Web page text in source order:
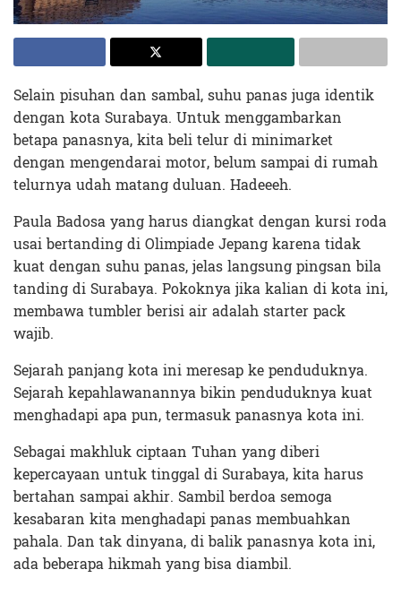
Selain pisuhan dan sambal, suhu panas juga identik
dengan kota Surabaya. Untuk menggambarkan
betapa panasnya, kita beli telur di minimarket
dengan mengendarai motor, belum sampai di rumah
telurnya udah matang duluan. Hadeeeh.
Paula Badosa yang harus diangkat dengan kursi roda
usai bertanding di Olimpiade Jepang karena tidak
kuat dengan suhu panas, jelas langsung pingsan bila
tanding di Surabaya. Pokoknya jika kalian di kota ini,
membawa tumbler berisi air adalah starter pack
wajib.
Sejarah panjang kota ini meresap ke penduduknya.
Sejarah kepahlawanannya bikin penduduknya kuat
menghadapi apa pun, termasuk panasnya kota ini.
Sebagai makhluk ciptaan Tuhan yang diberi
kepercayaan untuk tinggal di Surabaya, kita harus
bertahan sampai akhir. Sambil berdoa semoga
kesabaran kita menghadapi panas membuahkan
pahala. Dan tak dinyana, di balik panasnya kota ini,
ada beberapa hikmah yang bisa diambil.